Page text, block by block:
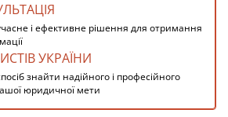
і ефективне рішення для отримання
УКРАЇНИ
знайти надійного і професійного
юридичної мети